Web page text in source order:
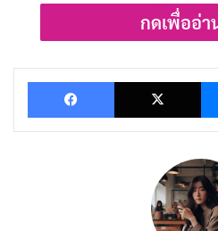
อดีตนิทานมาสาธกดังนี้ว่า…
กาลครั้งหนึ่งนานมาแล้ว พระโพ
กรุงพาราณสี วันหนึ่ง ได้เล่นสก
เวลาตนชนะก็จะไม่ทำลายสนา
สกาใส่ปากแล้วบอกว่า ลูกสกาห
พระโพธิสัตว์ จึงคิดหาวิธีแก้เผ็ด
กดเพื่ออ่า
Facebook X